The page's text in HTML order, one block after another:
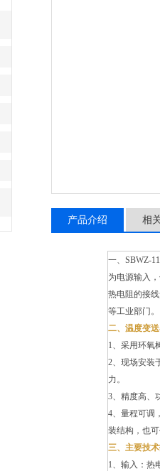
产品介绍 相
一、SBWZ-
为电源输入
热电阻的接
等工业部门。
二、温度变
1、采用环氧
2、现场安装
力。
3、精度高、
4、量程可调
装结构，也
三、主要技
1、输入：热